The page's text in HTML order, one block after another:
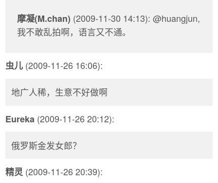
摩凝(M.chan) (2009-11-30 14:13): @huangjun,
我不敢乱拍啊，语言又不通。
虫儿 (2009-11-26 16:06):
地广人稀，生意不好做啊
Eureka (2009-11-26 20:12):
俄罗斯金发女郎？
精灵 (2009-11-26 20:39):